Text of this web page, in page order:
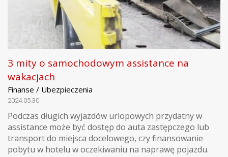
3 mity o samochodowym assistance na
wakacjach
Finanse / Ubezpieczenia
2024.05.30
Podczas długich wyjazdów urlopowych przydatny w
assistance może być dostęp do auta zastępczego lub
transport do miejsca docelowego, czy finansowanie
pobytu w hotelu w oczekiwaniu na naprawę pojazdu.